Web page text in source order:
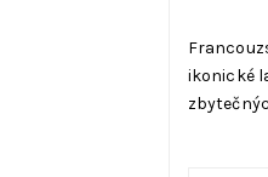
ikonické